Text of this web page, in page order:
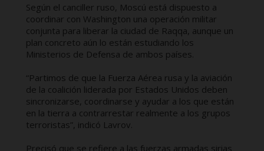
Según el canciller ruso, Moscú está dispuesto a
coordinar con Washington una operación militar
conjunta para liberar la ciudad de Raqqa, aunque un
plan concreto aún lo están estudiando los
Ministerios de Defensa de ambos países.
“Partimos de que la Fuerza Aérea rusa y la aviación
de la coalición liderada por Estados Unidos deben
sincronizarse, coordinarse y ayudar a los que están
en la tierra a contrarrestar realmente a los grupos
terroristas”, indicó Lavrov.
Precisó que se refiere a las fuerzas armadas sirias